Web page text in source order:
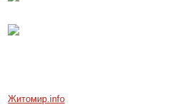
Житомир.info